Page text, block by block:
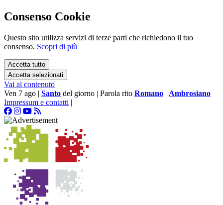
Consenso Cookie
Questo sito utilizza servizi di terze parti che richiedono il tuo
consenso. Scopri di più
Accetta tutto
Accetta selezionati
Vai al contenuto
Ven 7 ago | Santo del giorno | Parola rito Romano | Ambrosiano
Impressum e contatti |